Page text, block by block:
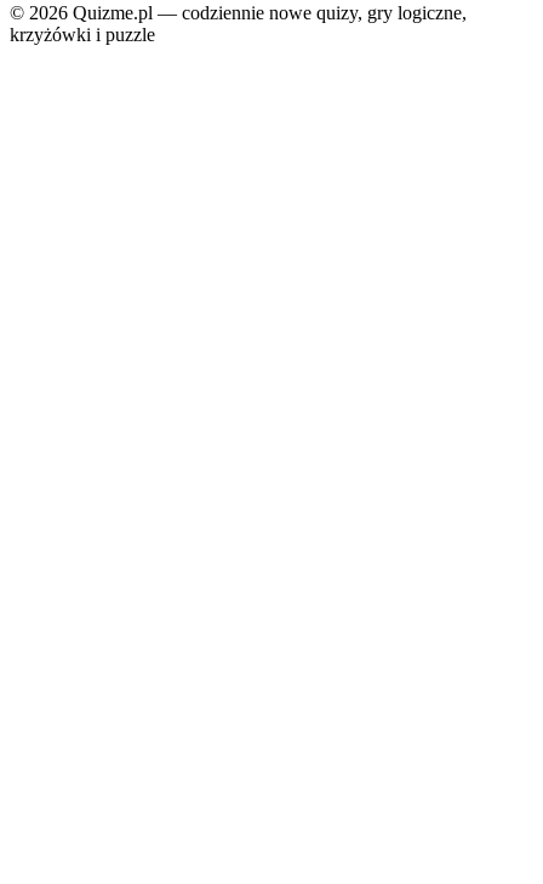
© 2026 Quizme.pl — codziennie nowe quizy, gry logiczne,
krzyżówki i puzzle